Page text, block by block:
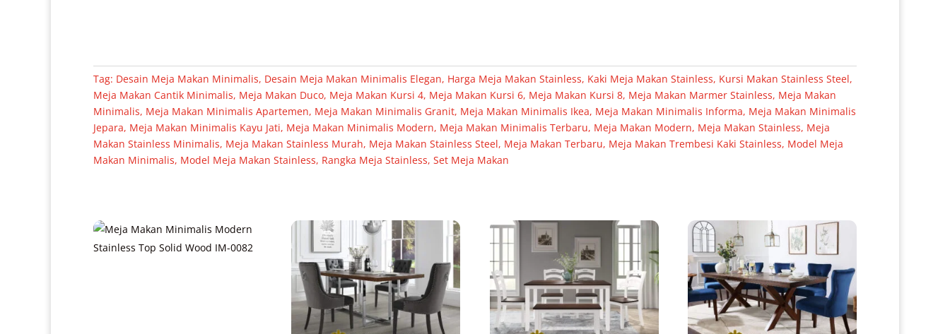
Tag: Desain Meja Makan Minimalis, Desain Meja Makan Minimalis Elegan, Harga Meja Makan Stainless, Kaki Meja Makan Stainless, Kursi Makan Stainless Steel,
Meja Makan Cantik Minimalis, Meja Makan Duco, Meja Makan Kursi 4, Meja Makan Kursi 6, Meja Makan Kursi 8, Meja Makan Marmer Stainless, Meja Makan
Minimalis, Meja Makan Minimalis Apartemen, Meja Makan Minimalis Granit, Meja Makan Minimalis Ikea, Meja Makan Minimalis Informa, Meja Makan Minimalis
Jepara, Meja Makan Minimalis Kayu Jati, Meja Makan Minimalis Modern, Meja Makan Minimalis Terbaru, Meja Makan Modern, Meja Makan Stainless, Meja
Makan Stainless Minimalis, Meja Makan Stainless Murah, Meja Makan Stainless Steel, Meja Makan Terbaru, Meja Makan Trembesi Kaki Stainless, Model Meja
Makan Minimalis, Model Meja Makan Stainless, Rangka Meja Stainless, Set Meja Makan